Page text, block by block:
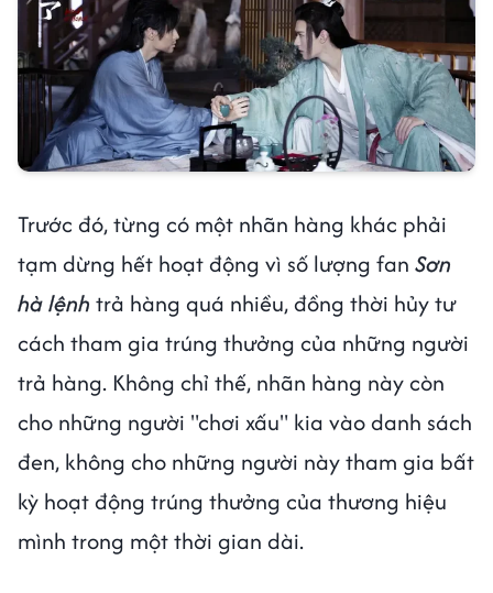
Trước đó, từng có một nhãn hàng khác phải
tạm dừng hết hoạt động vì số lượng fan Sơn
hà lệnh trả hàng quá nhiều, đồng thời hủy tư
cách tham gia trúng thưởng của những người
trả hàng. Không chỉ thế, nhãn hàng này còn
cho những người "chơi xấu" kia vào danh sách
đen, không cho những người này tham gia bất
kỳ hoạt động trúng thưởng của thương hiệu
mình trong một thời gian dài.